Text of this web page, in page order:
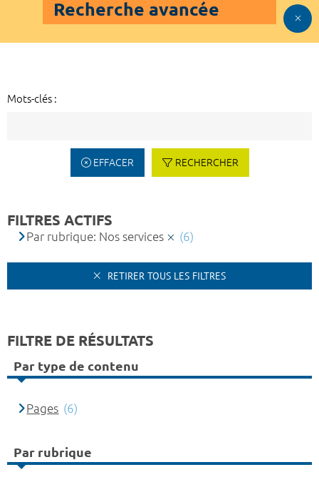
Recherche avancée
Mots-clés :
EFFACER RECHERCHER
FILTRES ACTIFS
Par rubrique: Nos services (6)
RETIRER TOUS LES FILTRES
FILTRE DE RÉSULTATS
Par type de contenu
Pages (6)
Par rubrique